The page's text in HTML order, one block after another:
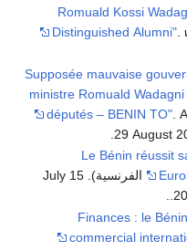
"Romuald Kossi
Distinguished Alumni".
"Supposée mauvaise
ministre Romuald
députés – BENIN TO" .
29 August
"Le Bénin réussit
(in الفرنسية). 15 July
.
.
"Finances : le
commercial